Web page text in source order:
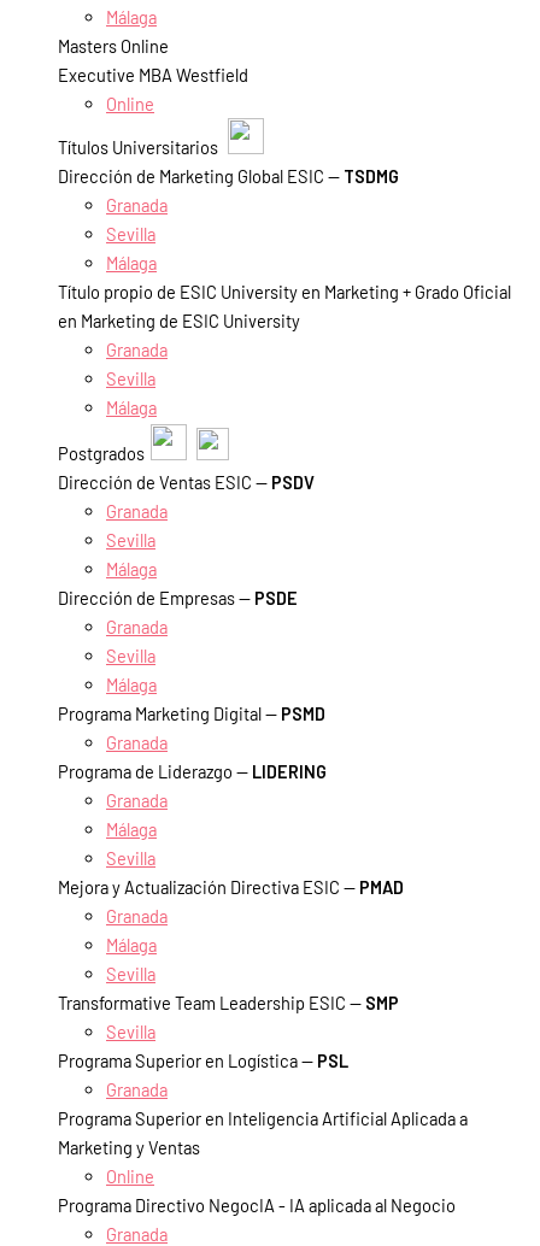
Málaga
Masters Online
Executive MBA Westfield
Online
Títulos Universitarios
Dirección de Marketing Global ESIC — TSDMG
Granada
Sevilla
Málaga
Título propio de ESIC University en Marketing + Grado Oficial
en Marketing de ESIC University
Granada
Sevilla
Málaga
Postgrados
Dirección de Ventas ESIC — PSDV
Granada
Sevilla
Málaga
Dirección de Empresas — PSDE
Granada
Sevilla
Málaga
Programa Marketing Digital — PSMD
Granada
Programa de Liderazgo — LIDERING
Granada
Málaga
Sevilla
Mejora y Actualización Directiva ESIC — PMAD
Granada
Málaga
Sevilla
Transformative Team Leadership ESIC — SMP
Sevilla
Programa Superior en Logística — PSL
Granada
Programa Superior en Inteligencia Artificial Aplicada a
Marketing y Ventas
Online
Programa Directivo NegocIA - IA aplicada al Negocio
Granada